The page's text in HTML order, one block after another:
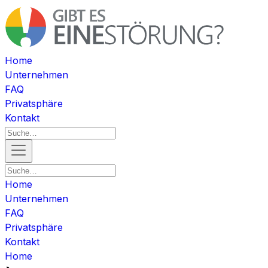
Home
Unternehmen
FAQ
Privatsphäre
Kontakt
Home
Unternehmen
FAQ
Privatsphäre
Kontakt
Home